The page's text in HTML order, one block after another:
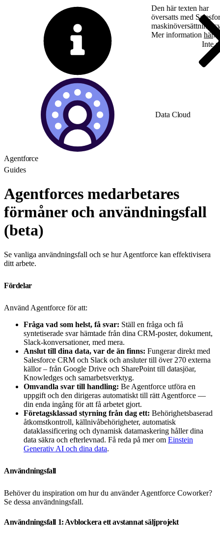
Den här texten har
översatts med
Mer information här.
Inte
Data Cloud
Agentforce
Guides
Agentforces medarbetares
förmåner och användningsfall
(beta)
Se vanliga användningsfall och se hur Agentforce kan effektivisera
ditt arbete.
Fördelar
Använd Agentforce för att:
Fråga vad som helst, få svar: Ställ en fråga och få
syntetiserade svar hämtade från dina CRM-poster, dokument,
Slack-konversationer, med mera.
Anslut till dina data, var de än finns: Fungerar direkt med
Salesforce CRM och Slack och ansluter till över 270 externa
källor – från Google Drive och SharePoint till datasjöar,
Knowledges och samarbetsverktyg.
Omvandla svar till handling: Be Agentforce utföra en
uppgift och den dirigeras automatiskt till rätt Agentforce —
din enda ingång för att få arbetet gjort.
Företagsklassad styrning från dag ett: Behörighetsbaserad
åtkomstkontroll, källnivåbehörigheter, automatisk
dataklassificering och dynamisk datamaskering håller dina
data säkra och efterlevnad. Få reda på mer om Einstein
Generativ AI och dina data.
Användningsfall
Behöver du inspiration om hur du använder Agentforce Coworker?
Se dessa användningsfall.
Användningsfall 1: Avblockera ett avstannat säljprojekt